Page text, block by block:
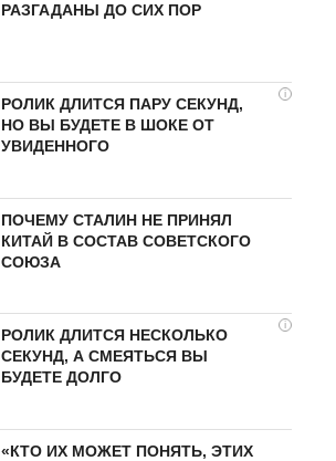
РАЗГАДАНЫ ДО СИХ ПОР
i
РОЛИК ДЛИТСЯ ПАРУ СЕКУНД,
НО ВЫ БУДЕТЕ В ШОКЕ ОТ
УВИДЕННОГО
ПОЧЕМУ СТАЛИН НЕ ПРИНЯЛ
КИТАЙ В СОСТАВ СОВЕТСКОГО
СОЮЗА
i
РОЛИК ДЛИТСЯ НЕСКОЛЬКО
СЕКУНД, А СМЕЯТЬСЯ ВЫ
БУДЕТЕ ДОЛГО
«КТО ИХ МОЖЕТ ПОНЯТЬ, ЭТИХ